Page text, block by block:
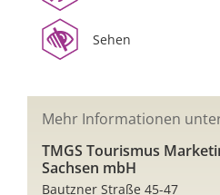
Sehen
Mehr Informationen
TMGS Tourismus
Sachsen mbH
Bautzner Straße 45-47